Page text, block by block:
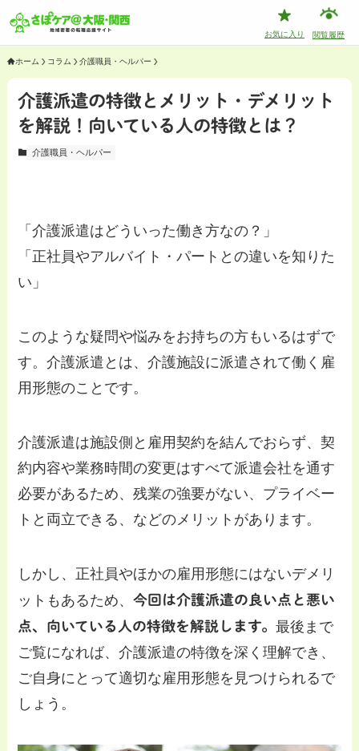
お気に入り 閲覧履歴
ホーム コラム 介護職員・ヘルパー
介護派遣の特徴とメリット・デメリット
を解説！向いている人の特徴とは？
介護職員・ヘルパー
「介護派遣はどういった働き方なの？」
「正社員やアルバイト・パートとの違いを知りた
い」
このような疑問や悩みをお持ちの方もいるはずで
す。介護派遣とは、介護施設に派遣されて働く雇
用形態のことです。
介護派遣は施設側と雇用契約を結んでおらず、契
約内容や業務時間の変更はすべて派遣会社を通す
必要があるため、残業の強要がない、プライベー
トと両立できる、などのメリットがあります。
しかし、正社員やほかの雇用形態にはないデメリ
ットもあるため、今回は介護派遣の良い点と悪い
点、向いている人の特徴を解説します。最後まで
ご覧になれば、介護派遣の特徴を深く理解でき、
ご自身にとって適切な雇用形態を見つけられるで
しょう。